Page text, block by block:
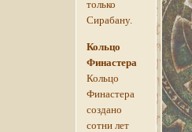
только
Сирабану.
Кольцо
Финастера
Кольцо
Финастера
создано
сотни лет